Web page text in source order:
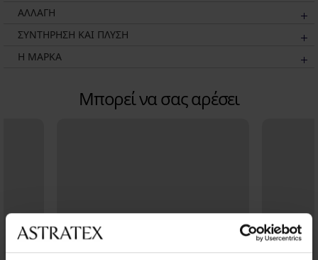
ΑΛΛΑΓΗ
ΣΥΝΤΗΡΗΣΗ ΚΑΙ ΠΛΥΣΗ
Η ΜΆΡΚΑ
Μπορεί να σας αρέσει